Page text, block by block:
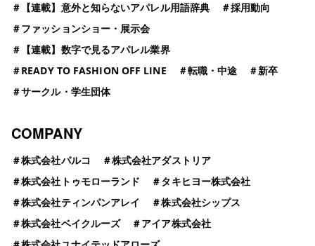
＃
【連載】意外と知らないアパレル用語辞典 ＃採用動向
＃ファッションショー・展示会
＃
【連載】数字で見るアパレル業界
＃READY TO FASHION OFF LINE ＃転職・中途 ＃新卒
＃サークル・学生団体
COMPANY
＃株式会社パルコ ＃株式会社アダストリア
＃株式会社トゥモローランド ＃タキヒヨー株式会社
＃株式会社ティンパンアレイ ＃株式会社シップス
＃株式会社ベイクルーズ ＃アイア株式会社